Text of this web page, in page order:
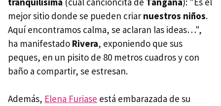
mejor sitio donde se pueden criar nuestros niños.
Aquí encontramos calma, se aclaran las ideas…",
ha manifestado Rivera, exponiendo que sus
peques, en un pisito de 80 metros cuadros y con
baño a compartir, se estresan.
Además, Elena Furiase está embarazada de su